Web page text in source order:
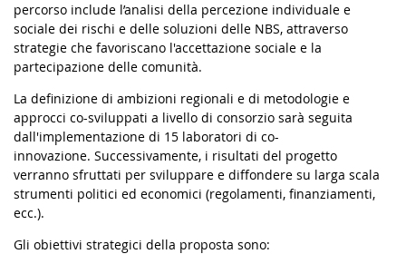
percorso include l’analisi della percezione individuale e
sociale dei rischi e delle soluzioni delle NBS, attraverso
strategie che favoriscano l'accettazione sociale e la
partecipazione delle comunità.
La definizione di ambizioni regionali e di metodologie e
approcci co-sviluppati a livello di consorzio sarà seguita
dall'implementazione di 15 laboratori di co-
innovazione. Successivamente, i risultati del progetto
verranno sfruttati per sviluppare e diffondere su larga scala
strumenti politici ed economici (regolamenti, finanziamenti,
ecc.).
Gli obiettivi strategici della proposta sono: